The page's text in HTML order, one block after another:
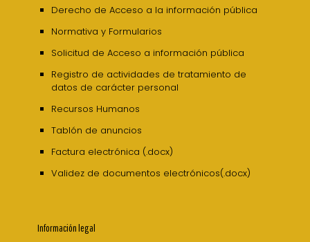
Derecho de Acceso a la información pública
Normativa y Formularios
Solicitud de Acceso a información pública
Registro de actividades de tratamiento de
datos de carácter personal
Recursos Humanos
Tablón de anuncios
Factura electrónica (.docx)
Validez de documentos electrónicos(.docx)
Información legal